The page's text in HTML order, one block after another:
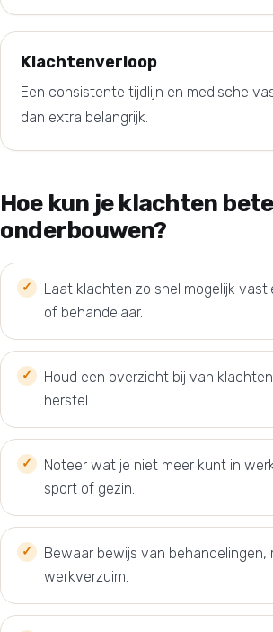
Klachtenverloop
Een consistente tijdlijn en medische
dan extra belangrijk.
Hoe kun je klachten
onderbouwen?
Laat klachten zo snel mogelijk
of behandelaar.
Houd een overzicht bij van
herstel.
Noteer wat je niet meer kunt in
sport of gezin.
Bewaar bewijs van behandelingen,
werkverzuim.